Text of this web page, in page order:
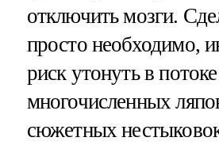
отключить мозги.
просто необходимо,
риск утонуть в потоке
многочисленных
сюжетных